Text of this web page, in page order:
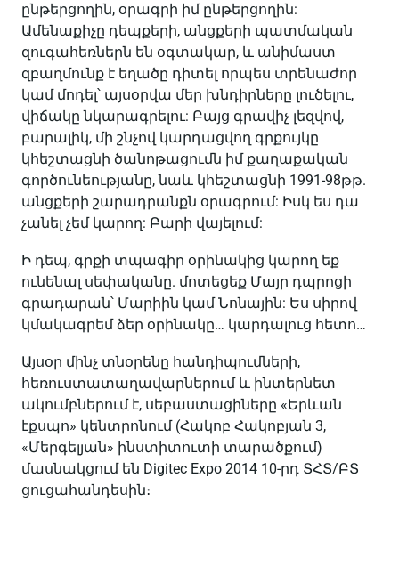
ընթերցողին, օրագրի իմ ընթերցողին:
Ամենաքիչը դեպքերի, անցքերի պատմական
զուգահեռներն են օգտակար, և անիմաստ
զբաղմունք է եղածը դիտել որպես տրենաժոր
կամ մոդել՝ այսօրվա մեր խնդիրները լուծելու,
վիճակը նկարագրելու: Բայց գրավիչ լեզվով,
բարալիկ, մի շնչով կարդացվող գրքույկը
կհեշտացնի ծանոթացումն իմ քաղաքական
գործունեությանը, նաև կհեշտացնի 1991-98թթ.
անցքերի շարադրանքն օրագրում: Իսկ ես դա
չանել չեմ կարող: Բարի վայելում:
Ի դեպ, գրքի տպագիր օրինակից կարող եք
ունենալ սեփականը. մոտեցեք Մայր դպրոցի
գրադարան՝ Մարիին կամ Նոնային: Ես սիրով
կմակագրեմ ձեր օրինակը… կարդալուց հետո…
Այսօր մինչ տնօրենը հանդիպումների,
հեռուստատաղավարներում և ինտերնետ
ակումբներում է, սեբաստացիները «Երևան
էքսպո» կենտրոնում (Հակոբ Հակոբյան 3,
«Մերգելյան» ինստիտուտի տարածքում)
մասնակցում են Digitec Expo 2014 10-րդ ՏՀՏ/ԲՏ
ցուցահանդեսին։